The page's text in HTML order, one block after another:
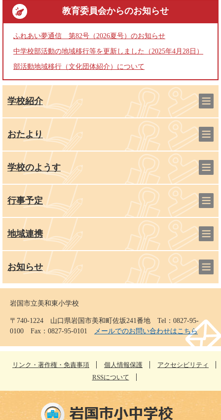
教育委員会からのお知らせ
ふれあい夢通信 第82号（2026夏号）のお知らせ
中学校部活動の地域移行等を更新しました（2025年4月28日）
部活動地域移行（文化団体紹介）について
学校紹介
おたより
学校のようす
行事予定
地域連携
お知らせ
岩国市立美和東小学校
〒740-1224 山口県岩国市美和町佐坂241番地 Tel：0827-95-
0100 Fax：0827-95-0101
メールでのお問い合わせはこちら
リンク・著作権・免責事項 個人情報保護
アクセシビリティ
RSSについて